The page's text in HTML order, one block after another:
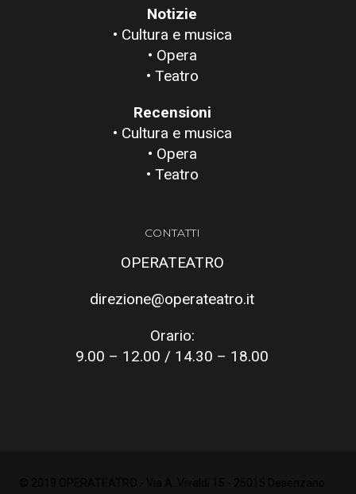
Notizie
• Cultura e musica
• Opera
• Teatro
Recensioni
• Cultura e musica
• Opera
• Teatro
CONTATTI
OPERATEATRO
direzione@operateatro.it
Orario:
9.00 – 12.00 / 14.30 – 18.00